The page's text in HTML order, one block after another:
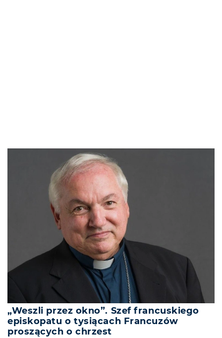
„Weszli przez okno”. Szef francuskiego
episkopatu o tysiącach Francuzów
proszących o chrzest